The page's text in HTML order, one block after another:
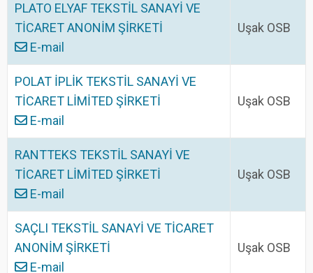
PLATO ELYAF TEKSTİL SANAYİ VE
TİCARET ANONİM ŞİRKETİ
E-mail
Uşak OSB
POLAT İPLİK TEKSTİL SANAYİ VE
TİCARET LİMİTED ŞİRKETİ
E-mail
Uşak OSB
RANTTEKS TEKSTİL SANAYİ VE
TİCARET LİMİTED ŞİRKETİ
E-mail
Uşak OSB
SAÇLI TEKSTİL SANAYİ VE TİCARET
ANONİM ŞİRKETİ
E-mail
Uşak OSB